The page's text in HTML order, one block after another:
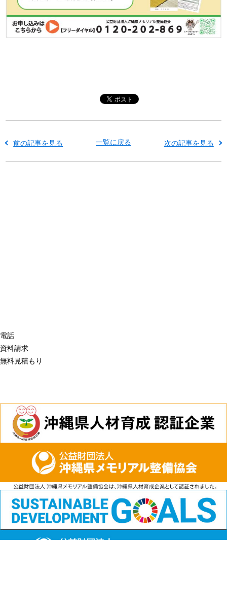
前の記事を見る 一覧に戻る 次の記事を見る
電話
資料請求
無料見積もり